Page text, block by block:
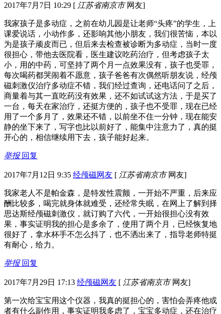
2017年7月7日 10:29 [ 江苏省南京市网友]
我家孩子是多动症，之前在幼儿园是让老师“头疼”的学生，上
课爱说话，小动作多，还影响其他小朋友，我们很苦恼，本以
为是孩子顽皮而已，但后来去检查被诊断为多动症，当时一度
很担心，带他去医院看，医生建议吃药治疗，但考虑孩子太
小，用的中药，可坚持了两个月一点效果没有，孩子也受罪，
每次喝药都哭闹着不愿意，孩子爸爸有次偶然听朋友说，经颅
磁刺激仪治疗多动症不错，我们经过查询，还电话问了之后，
商量着与其一直吃药没有效果，还不如试试这方法，于是买了
一台，每天在家治疗，还挺方便的，孩子也不受罪，现在已经
用了一个多月了，效果还不错，以前坐不住一分钟，现在能安
静的坐下来了，写字也比以前好了，能集中注意力了，真的挺
开心的，相信继续用下去，孩子能好起来。
举报 回复
2017年7月12日 9:35 经颅磁网友 [ 江苏省南京市网友]
我家老人不是帕金森，是特发性震颤，一开始不严重，后来应
酬比较多，喝完就身体就难受，还经常失眠，在网上了解到择
思达斯经颅磁刺激仪，就订购了六代，一开始很担心没有效
果，事实证明我的担心是多余了，使用了两个月，已经恢复地
很好了，拿水杯手不怎么抖了，也不洒出来了，指导老师特挺
有耐心，给力。
举报 回复
2017年7月29日 17:13 经颅磁网友 [ 江苏省南京市网友]
第一次给宝宝用这个仪器，我真的挺担心的，害怕会弄疼他或
者有什么副作用，事实证明我多虑了，宝宝多动症，还在治疗